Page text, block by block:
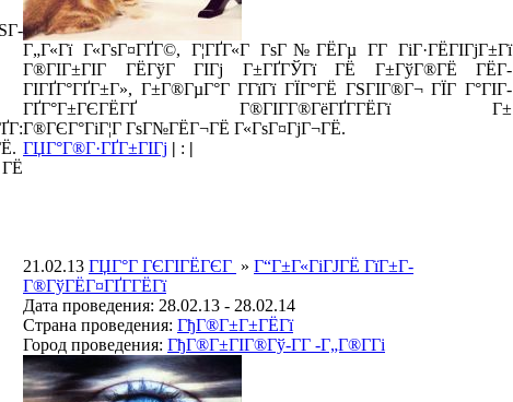
Г„Г«Гї Г«ГѕГ¤ГҐГ©, Г¦ГҐГ«Г ГѕГ№ГЁГµ Г­Г ГіГ·ГЁГІГјГ±Гї
Г®ГІГ±ГІГ ГЁГўГ ГІГј Г±ГҐГЎГї ГЁ Г±ГўГ®ГЁ ГЁГ­
ГІГҐГ°ГҐГ±Г», Г±Г®ГµГ°Г Г­ГїГї ГЇГ°ГЁ ГЅГІГ®Г¬ ГЇГ Г°ГІГ­
ГҐГ°Г±ГЄГЁГҐ Г®ГІГ­Г®ГёГҐГ­ГЁГї Г±
Г®ГЄГ°ГіГ¦Г ГѕГ№ГЁГ¬ГЁ Г«ГѕГ¤ГјГ¬ГЁ.
ГЏГ°Г®Г·ГҐГ±ГІГј | : |
21.02.13 ГЏГ°Г ГЄГІГЁГЄГ » Г“Г±Г«ГіГЈГЁ ГїГ±Г­
Г®ГўГЁГ¤ГҐГ­ГЁГї
Дата проведения: 28.02.13 - 28.02.14
Страна проведения: ГђГ®Г±Г±ГЁГї
Город проведения: ГђГ®Г±ГІГ®Гў-Г­Г -Г„Г®Г­Гі